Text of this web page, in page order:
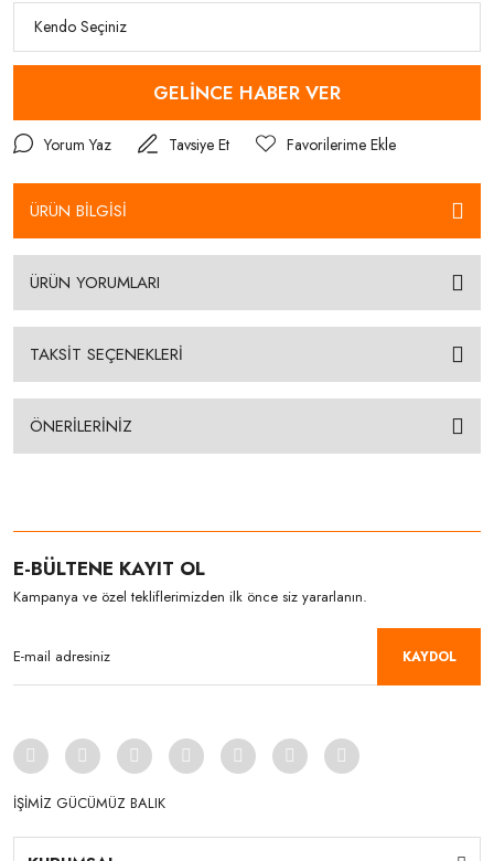
GELİNCE HABER VER
Yorum Yaz Tavsiye Et
ÜRÜN BİLGİSİ
ÜRÜN YORUMLARI
TAKSİT SEÇENEKLERİ
ÖNERİLERİNİZ
E-BÜLTENE KAYIT OL
Kampanya ve özel tekliflerimizden ilk önce siz yararlanın.
KAYDOL
İŞİMİZ GÜCÜMÜZ BALIK